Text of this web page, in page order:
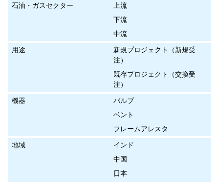
石油・ガスセクター
上流
下流
中流
用途
新規プロジェクト（新規受
注）
既存プロジェクト（交換受
注）
機器
バルブ
ベント
フレームアレスタ
地域
インド
中国
日本